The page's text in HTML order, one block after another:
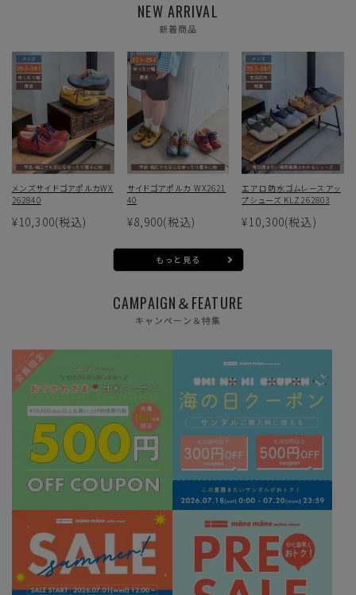
NEW ARRIVAL
新着商品
メンズサイドゴアポルカWX
262840
¥10,300(税込)
サイドゴアポルカ WX2621
40
¥8,900(税込)
エアロ防水ゴムレースアッ
プシューズ KLZ262803
¥10,300(税込)
もっと見る
CAMPAIGN＆FEATURE
キャンペーン＆特集